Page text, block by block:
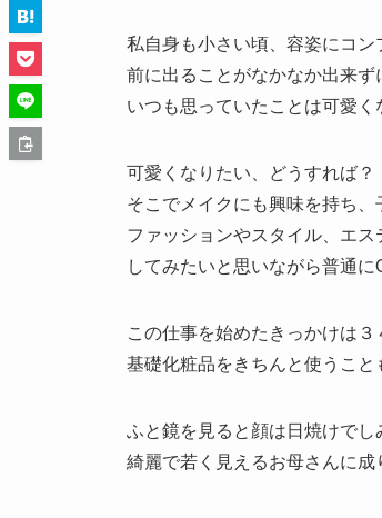
私自身も小さい頃、容姿にコン
前に出ることがなかなか出来ず
いつも思っていたことは可愛
可愛くなりたい、どうすれば？
そこでメイクにも興味を持ち
ファッションやスタイル、エ
してみたいと思いながら普通
この仕事を始めたきっかけは３
基礎化粧品をきちんと使うこ
ふと鏡を見ると顔は日焼けで
綺麗で若く見えるお母さんに